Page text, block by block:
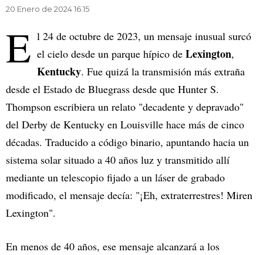
20 Enero de 2024 16.15
E l 24 de octubre de 2023, un mensaje inusual surcó
el cielo desde un parque hípico de Lexington,
Kentucky. Fue quizá la transmisión más extraña
desde el Estado de Bluegrass desde que Hunter S.
Thompson escribiera un relato "decadente y depravado"
del Derby de Kentucky en Louisville hace más de cinco
décadas. Traducido a código binario, apuntando hacia un
sistema solar situado a 40 años luz y transmitido allí
mediante un telescopio fijado a un láser de grabado
modificado, el mensaje decía: "¡Eh, extraterrestres! Miren
Lexington".
En menos de 40 años, ese mensaje alcanzará a los